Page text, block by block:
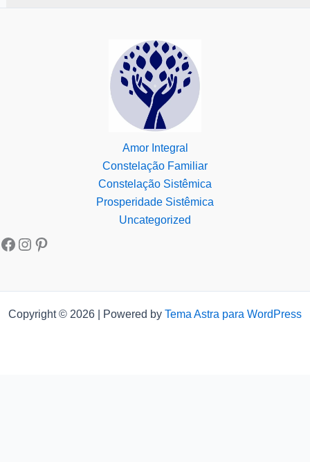
Amor Integral
Constelação Familiar
Constelação Sistêmica
Prosperidade Sistêmica
Uncategorized
Copyright © 2026 | Powered by Tema Astra para WordPress